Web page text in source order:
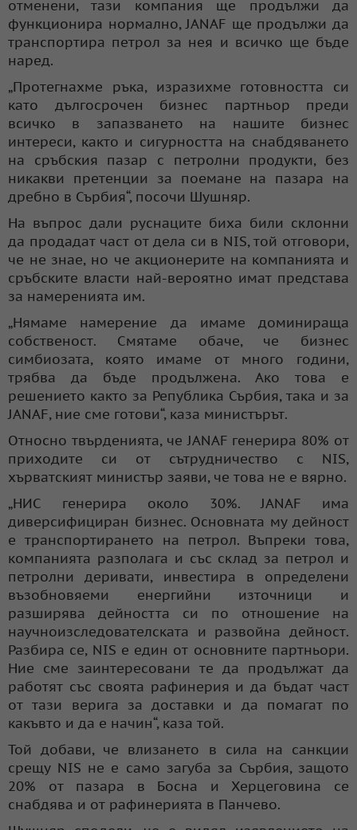
отменени, тази компания ще продължи да
функционира нормално, JANAF ще продължи да
транспортира петрол за нея и всичко ще бъде
наред.
„Протегнахме ръка, изразихме готовността си
като дългосрочен бизнес партньор преди
всичко в запазването на нашите бизнес
интереси, както и сигурността на снабдяването
на сръбския пазар с петролни продукти, без
никакви претенции за поемане на пазара на
дребно в Сърбия“, посочи Шушняр.
На въпрос дали руснаците биха били склонни
да продадат част от дела си в NIS, той отговори,
че не знае, но че акционерите на компанията и
сръбските власти най-вероятно имат представа
за намеренията им.
„Нямаме намерение да имаме доминираща
собственост. Смятаме обаче, че бизнес
симбиозата, която имаме от много години,
трябва да бъде продължена. Ако това е
решението както за Република Сърбия, така и за
JANAF, ние сме готови“, каза министърът.
Относно твърденията, че JANAF генерира 80% от
приходите си от сътрудничество с NIS,
хърватският министър заяви, че това не е вярно.
„НИС генерира около 30%. JANAF има
диверсифициран бизнес. Основната му дейност
е транспортирането на петрол. Въпреки това,
компанията разполага и със склад за петрол и
петролни деривати, инвестира в определени
възобновяеми енергийни източници и
разширява дейността си по отношение на
научноизследователската и развойна дейност.
Разбира се, NIS е един от основните партньори.
Ние сме заинтересовани те да продължат да
работят със своята рафинерия и да бъдат част
от тази верига за доставки и да помагат по
какъвто и да е начин“, каза той.
Той добави, че влизането в сила на санкции
срещу NIS не е само загуба за Сърбия, защото
20% от пазара в Босна и Херцеговина се
снабдява и от рафинерията в Панчево.